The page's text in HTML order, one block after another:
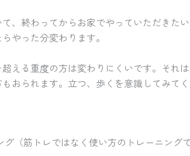
、終わってからお家でやっていただき
やった分変わります。
える重度の方は変わりにくいです。そ
おられます。立つ、歩くを意識してみてく
グ（筋トレではなく使い方のトレーニン